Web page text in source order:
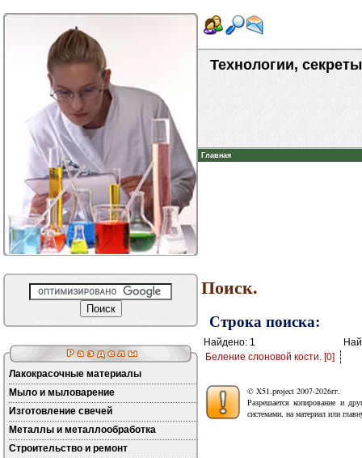
Технологии,
Главная
Лакокрасочные материалы
Мыло и мыловарение
Изготовление свечей
Металлы и металлообработка
Строительство и ремонт
Поиск.
Строка поиска:
Найдено: 1
Беление слоновой кости. [0]
© X51.project 2007-2026гг.
Разрешается копирование и
системами, на материал или